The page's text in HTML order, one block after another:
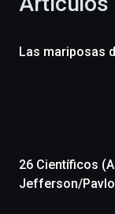
celebración
novena
un
festival
Las mariposas
26 Científicos
Jefferson/